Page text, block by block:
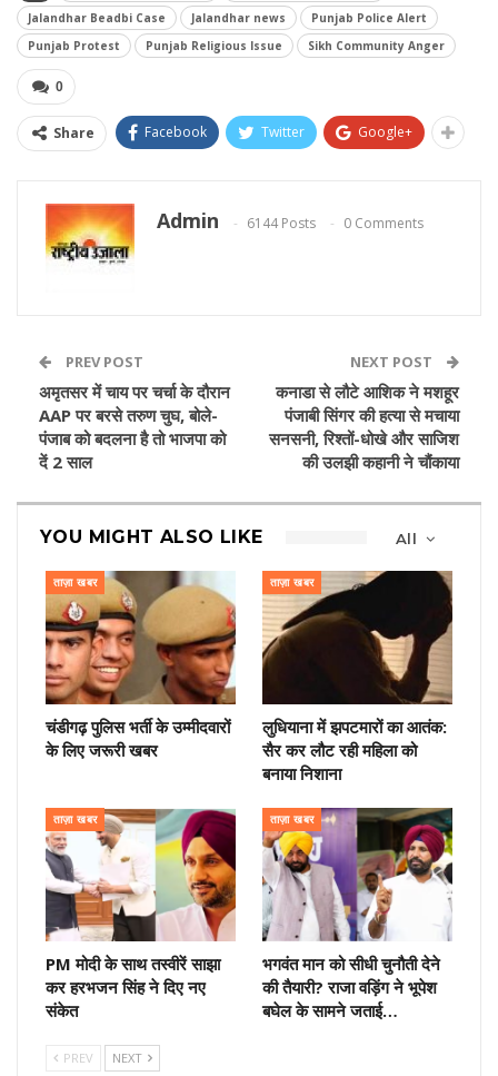
Jalandhar Beadbi Case
Jalandhar news
Punjab Police Alert
Punjab Protest
Punjab Religious Issue Sikh Community Anger
0
Share Facebook Twitter Google+
Admin 6144 Posts 0 Comments
PREV POST
अमृतसर में चाय पर चर्चा के दौरान
AAP पर बरसे तरुण चुघ, बोले-
पंजाब को बदलना है तो भाजपा को
दें 2 साल
NEXT POST
कनाडा से लौटे आशिक ने मशहूर
पंजाबी सिंगर की हत्या से मचाया
सनसनी, रिश्तों-धोखे और साजिश
की उलझी कहानी ने चौंकाया
All
YOU MIGHT ALSO LIKE
ताज़ा खबर
चंडीगढ़ पुलिस भर्ती के उम्मीदवारों
के लिए जरूरी खबर
ताज़ा खबर
लुधियाना में झपटमारों का आतंक:
सैर कर लौट रही महिला को
बनाया निशाना
ताज़ा खबर
PM मोदी के साथ तस्वीरें साझा
कर हरभजन सिंह ने दिए नए
संकेत
ताज़ा खबर
भगवंत मान को सीधी चुनौती देने
की तैयारी? राजा वड़िंग ने भूपेश
बघेल के सामने जताई…
PREV NEXT